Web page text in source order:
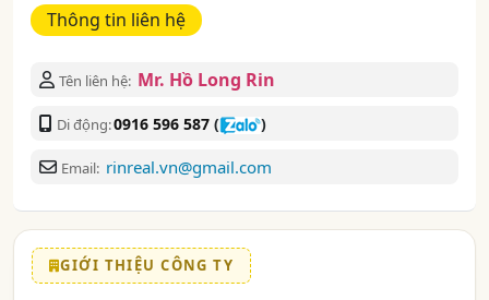
Thông tin liên hệ
Tên liên hệ: Mr. Hồ Long Rin
Di động:0916 596 587 ( )
Email: rinreal.vn@gmail.com
GIỚI THIỆU CÔNG TY